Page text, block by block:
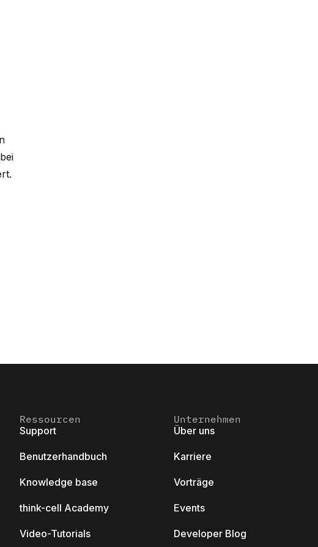
Ressourcen
Support
Benutzerhandbuch
Knowledge base
think-cell Academy
Video-Tutorials
Unternehmen
Über uns
Karriere
Vorträge
Events
Developer Blog